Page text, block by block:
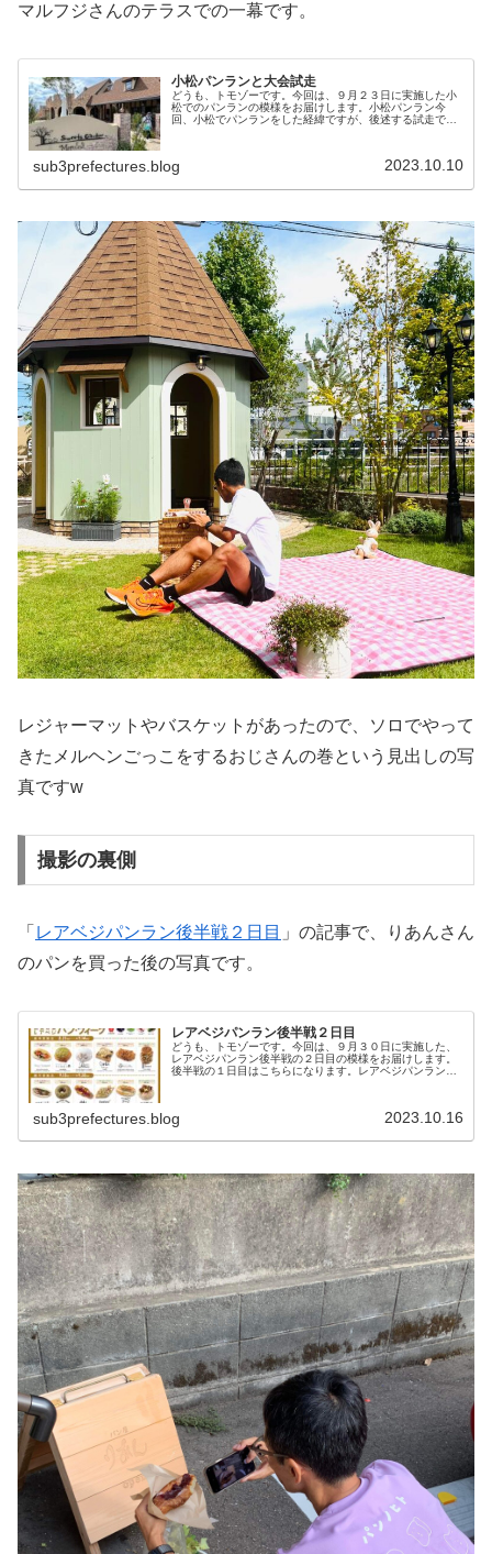
マルフジさんのテラスでの一幕です。
小松パンランと大会試走
どうも、トモゾーです。今回は、９月２３日に実施した小
松でのパンランの模様をお届けします。小松パンラン今
回、小松でパンランをした経緯ですが、後述する試走で小
sub3prefectures.blog 2023.10.10
レジャーマットやバスケットがあったので、ソロでやって
きたメルヘンごっこをするおじさんの巻という見出しの写
真ですw
撮影の裏側
「 レアベジパンラン後半戦２日目 」の記事で、りあんさん
のパンを買った後の写真です。
レアベジパンラン後半戦２日目
どうも、トモゾーです。今回は、９月３０日に実施した、
レアベジパンラン後半戦の２日目の模様をお届けします。
後半戦の１日目はこちらになります。レアベジパンラン後
sub3prefectures.blog 2023.10.16